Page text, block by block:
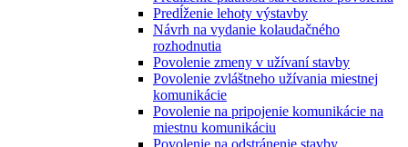
Predĺženie lehoty výstavby
Návrh na vydanie kolaudačného
rozhodnutia
Povolenie zmeny v užívaní stavby
Povolenie zvláštneho užívania miestnej
komunikácie
Povolenie na pripojenie komunikácie na
miestnu komunikáciu
Povolenie na odstránenie stavby